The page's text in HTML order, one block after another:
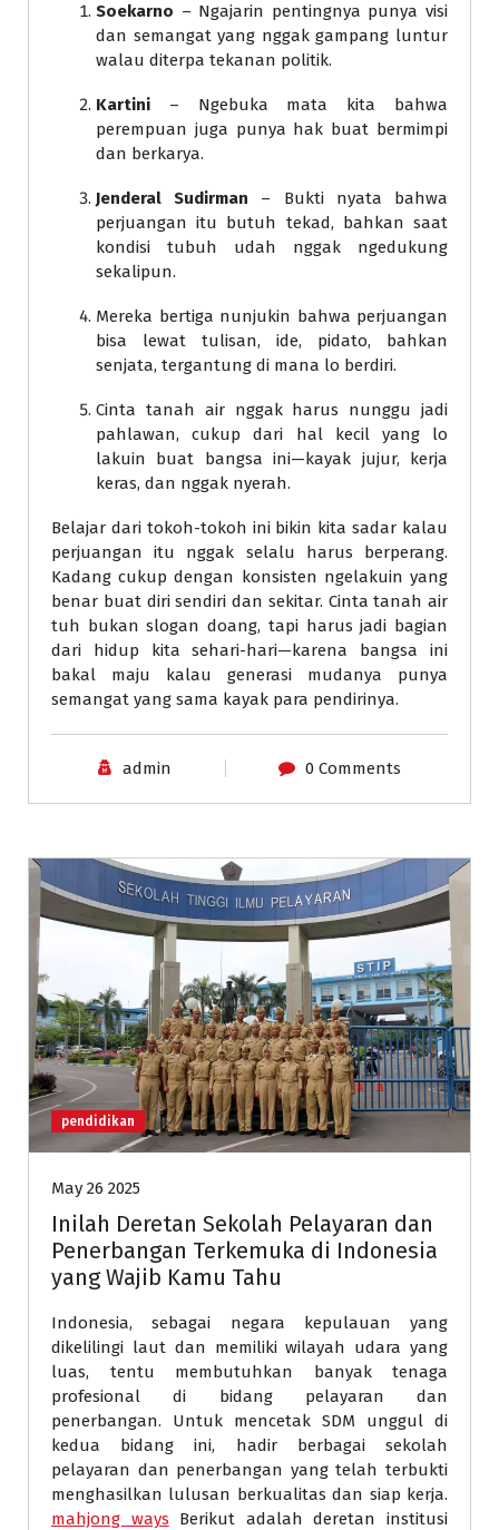
Soekarno – Ngajarin pentingnya punya visi
dan semangat yang nggak gampang luntur
walau diterpa tekanan politik.
Kartini – Ngebuka mata kita bahwa
perempuan juga punya hak buat bermimpi
dan berkarya.
Jenderal Sudirman – Bukti nyata bahwa
perjuangan itu butuh tekad, bahkan saat
kondisi tubuh udah nggak ngedukung
sekalipun.
Mereka bertiga nunjukin bahwa perjuangan
bisa lewat tulisan, ide, pidato, bahkan
senjata, tergantung di mana lo berdiri.
Cinta tanah air nggak harus nunggu jadi
pahlawan, cukup dari hal kecil yang lo
lakuin buat bangsa ini—kayak jujur, kerja
keras, dan nggak nyerah.
Belajar dari tokoh-tokoh ini bikin kita sadar kalau
perjuangan itu nggak selalu harus berperang.
Kadang cukup dengan konsisten ngelakuin yang
benar buat diri sendiri dan sekitar. Cinta tanah air
tuh bukan slogan doang, tapi harus jadi bagian
dari hidup kita sehari-hari—karena bangsa ini
bakal maju kalau generasi mudanya punya
semangat yang sama kayak para pendirinya.
admin 0 Comments
pendidikan
May 26 2025
Inilah Deretan Sekolah Pelayaran dan
Penerbangan Terkemuka di Indonesia
yang Wajib Kamu Tahu
Indonesia, sebagai negara kepulauan yang
dikelilingi laut dan memiliki wilayah udara yang
luas, tentu membutuhkan banyak tenaga
profesional di bidang pelayaran dan
penerbangan. Untuk mencetak SDM unggul di
kedua bidang ini, hadir berbagai sekolah
pelayaran dan penerbangan yang telah terbukti
menghasilkan lulusan berkualitas dan siap kerja.
mahjong ways Berikut adalah deretan institusi